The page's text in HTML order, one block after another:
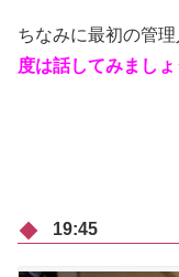
ちなみに最初の管理
度は話してみましょ
19:45